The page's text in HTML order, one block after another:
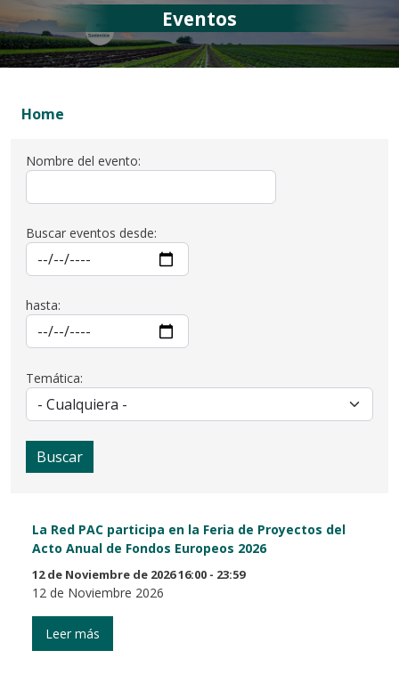
Eventos
Home
Nombre del evento:
Buscar eventos desde:
hasta:
Temática:
Buscar
La Red PAC participa en la Feria de Proyectos del
Acto Anual de Fondos Europeos 2026
12 de Noviembre de 2026 16:00 - 23:59
12 de Noviembre 2026
Leer más